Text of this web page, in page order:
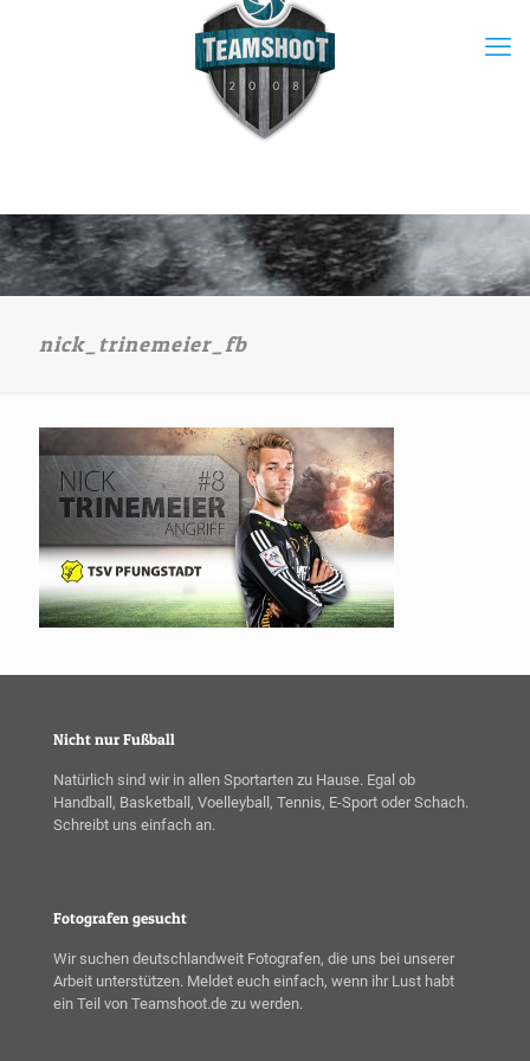
nick_trinemeier_fb
Nicht nur Fußball
Natürlich sind wir in allen Sportarten zu Hause. Egal ob
Handball, Basketball, Voelleyball, Tennis, E-Sport oder Schach.
Schreibt uns einfach an.
Fotografen gesucht
Wir suchen deutschlandweit Fotografen, die uns bei unserer
Arbeit unterstützen. Meldet euch einfach, wenn ihr Lust habt
ein Teil von Teamshoot.de zu werden.